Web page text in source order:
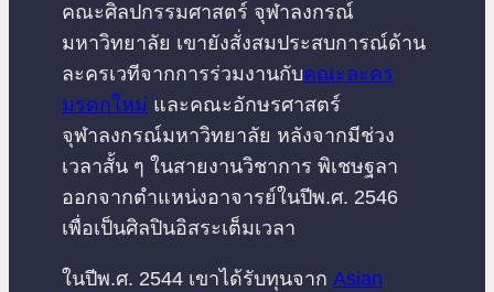
คณะศิลปกรรมศาสตร์ จุฬาลงกรณ์
มหาวิทยาลัย เขายังสั่งสมประสบการณ์ด้าน
ละครเวทีจากการร่วมงานกับคณะละคร
มรดกใหม่ และคณะอักษรศาสตร์
จุฬาลงกรณ์มหาวิทยาลัย หลังจากมีช่วง
เวลาสั้น ๆ ในสายงานวิชาการ พิเชษฐลา
ออกจากตำแหน่งอาจารย์ในปีพ.ศ. 2546
เพื่อเป็นศิลปินอิสระเต็มเวลา
ในปีพ.ศ. 2544 เขาได้รับทุนจาก Asian